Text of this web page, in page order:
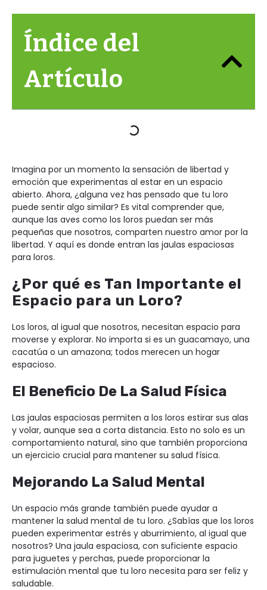
Índice del
Artículo
Imagina por un momento la sensación de libertad y
emoción que experimentas al estar en un espacio
abierto. Ahora, ¿alguna vez has pensado que tu loro
puede sentir algo similar? Es vital comprender que,
aunque las aves como los loros puedan ser más
pequeñas que nosotros, comparten nuestro amor por la
libertad. Y aquí es donde entran las jaulas espaciosas
para loros.
¿Por qué es Tan Importante el
Espacio para un Loro?
Los loros, al igual que nosotros, necesitan espacio para
moverse y explorar. No importa si es un guacamayo, una
cacatúa o un amazona; todos merecen un hogar
espacioso.
El Beneficio De La Salud Física
Las jaulas espaciosas permiten a los loros estirar sus alas
y volar, aunque sea a corta distancia. Esto no solo es un
comportamiento natural, sino que también proporciona
un ejercicio crucial para mantener su salud física.
Mejorando La Salud Mental
Un espacio más grande también puede ayudar a
mantener la salud mental de tu loro. ¿Sabías que los loros
pueden experimentar estrés y aburrimiento, al igual que
nosotros? Una jaula espaciosa, con suficiente espacio
para juguetes y perchas, puede proporcionar la
estimulación mental que tu loro necesita para ser feliz y
saludable.